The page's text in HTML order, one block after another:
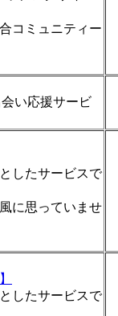
コミュニティー
い応援サービ
したサービスで
に思っていませ
したサービスで